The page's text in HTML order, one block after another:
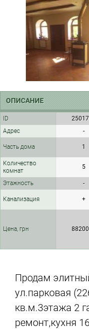
ОПИСАНИЕ
ID
Адрес
-
Часть дома 1
Количество
комнат
5
Этажность -
Канализация +
Цена, грн
Продам
ул.парковая
кв.м.3этажа 2
ремонт,кухня